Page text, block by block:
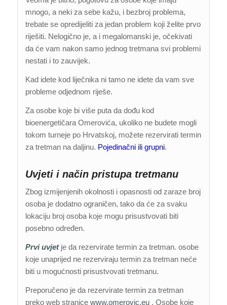
mnogo, a neki za sebe kažu, i bezbroj problema,
trebate se opredijeliti za jedan problem koji želite prvo
riješiti. Nelogično je, a i megalomanski je, očekivati
da će vam nakon samo jednog tretmana svi problemi
nestati i to zauvijek.
Kad idete kod liječnika ni tamo ne idete da vam sve
probleme odjednom riješe.
Za osobe koje bi više puta da dođu kod
bioenergetičara Omerovića, ukoliko ne budete mogli
tokom turneje po Hrvatskoj, možete rezervirati termin
za tretman na daljinu. Pojedinačni ili grupni.
Uvjeti i način pristupa tretmanu
Zbog izmijenjenih okolnosti i opasnosti od zaraze broj
osoba je dodatno ograničen, tako da će za svaku
lokaciju broj osoba koje mogu prisustvovati biti
posebno određen.
Prvi uvjetje da rezervirate termin za tretman. osobe
koje unaprijed ne rezerviraju termin za tretman neće
biti u mogućnosti prisustvovati tretmanu.
Preporučeno je da rezervirate termin za tretman
preko web stranice www.omerovic.eu. Osobe koje